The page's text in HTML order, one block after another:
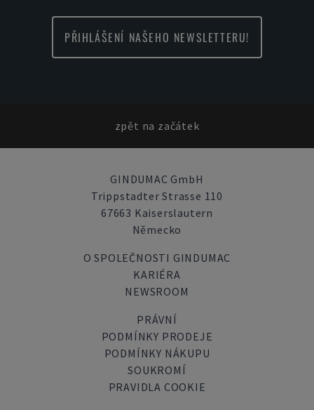
PŘIHLÁŠENÍ NAŠEHO NEWSLETTERU!
zpět na začátek
GINDUMAC GmbH
Trippstadter Strasse 110
67663 Kaiserslautern
Německo
O SPOLEČNOSTI GINDUMAC
KARIÉRA
NEWSROOM
PRÁVNÍ
PODMÍNKY PRODEJE
PODMÍNKY NÁKUPU
SOUKROMÍ
PRAVIDLA COOKIE